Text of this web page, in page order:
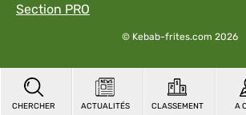
CHERCHER ACTUALITÉS CLASSEMENT A
Section PRO
© Kebab-frites.com 2026